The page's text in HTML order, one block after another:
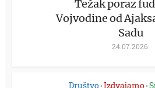
Težak poraz
Vojvodine od
Sadu
24.07.2026.
Društvo •Izdvajamo •